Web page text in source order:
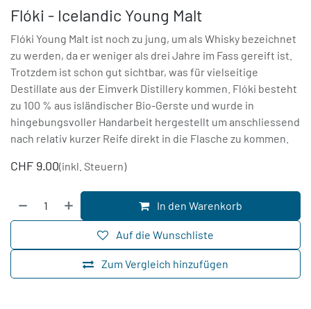
Flóki - Icelandic Young Malt
Flóki Young Malt ist noch zu jung, um als Whisky bezeichnet
zu werden, da er weniger als drei Jahre im Fass gereift ist.
Trotzdem ist schon gut sichtbar, was für vielseitige
Destillate aus der Eimverk Distillery kommen. Flóki besteht
zu 100 % aus isländischer Bio-Gerste und wurde in
hingebungsvoller Handarbeit hergestellt um anschliessend
nach relativ kurzer Reife direkt in die Flasche zu kommen.
CHF 9.00(inkl. Steuern)
In den Warenkorb
Zum Vergleich hinzufügen
Auf die Wunschliste